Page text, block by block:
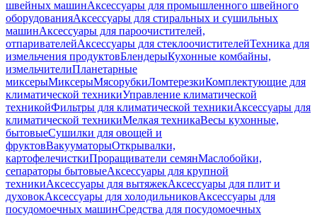
швейных машинАксессуары для промышленного швейного
оборудованияАксессуары для стиральных и сушильных
машинАксессуары для пароочистителей,
отпаривателейАксессуары для стеклоочистителейТехника для
измельчения продуктовБлендерыКухонные комбайны,
измельчителиПланетарные
миксерыМиксерыМясорубкиЛомтерезкиКомплектующие для
климатической техникиУправление климатической
техникойФильтры для климатической техникиАксессуары для
климатической техникиМелкая техникаВесы кухонные,
бытовыеСушилки для овощей и
фруктовВакууматорыОткрывалки,
картофелечисткиПроращиватели семянМаслобойки,
сепараторы бытовыеАксессуары для крупной
техникиАксессуары для вытяжекАксессуары для плит и
духовокАксессуары для холодильниковАксессуары для
посудомоечных машинСредства для посудомоечных